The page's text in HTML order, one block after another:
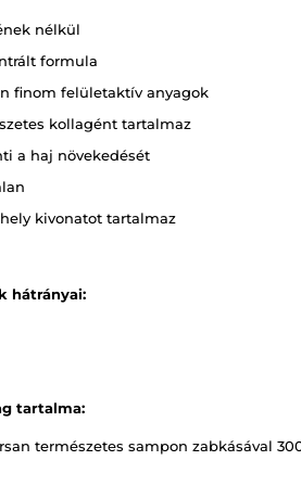
nélkül
formula
finom felületaktív anyagok
kollagént tartalmaz
a haj növekedését
kivonatot tartalmaz
hátrányai:
tartalma:
természetes sampon zabkásával